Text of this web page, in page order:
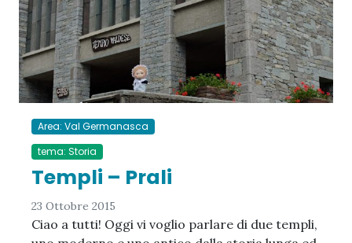
Area: Val Germanasca
tema: Storia
Templi – Prali
23 Ottobre 2015
Ciao a tutti! Oggi vi voglio parlare di due templi,